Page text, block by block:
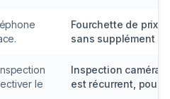
Fourchette de prix
sans supplément
le
Inspection caméra
est récurrent, pour